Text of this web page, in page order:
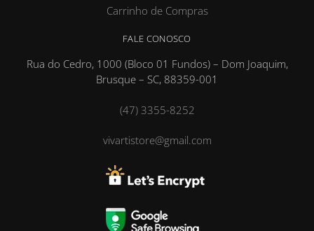
Carrinho de Compras
FALE CONOSCO
Rua do Cedro, 1000 (Bloco 01 Fundos) – Dom Joaquim,
Brusque – SC, 88359-001
(47) 3355-8252
vivartistore@gmail.com